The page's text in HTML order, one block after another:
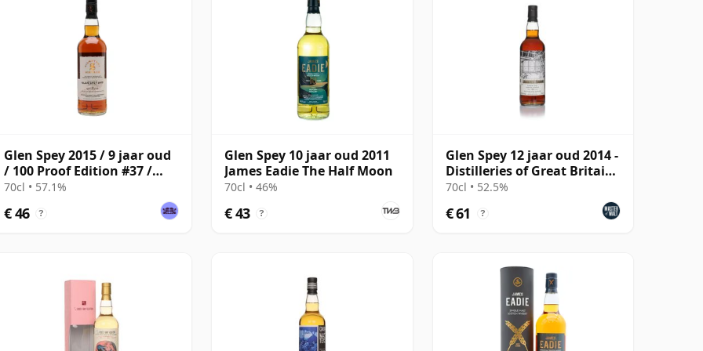
Glen Spey 2015 / 9 jaar oud
/ 100 Proof Edition #37 /
Signatory
70cl • 57.1%
€ 46 ?
Glen Spey 10 jaar oud 2011
James Eadie The Half Moon
70cl • 46%
€ 43 ?
Glen Spey 12 jaar oud 2014 -
Distilleries of Great Britain
& Ireland
70cl • 52.5%
€ 61 ?